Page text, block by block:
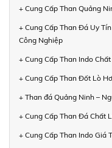
+ Cung Cấp Than Quảng
+ Cung Cấp Than Đá Uy
Công Nghiệp
+ Cung Cấp Than Indo
+ Cung Cấp Than Đốt Lò
+ Than đá Quảng Ninh –
+ Cung Cấp Than Đá Chất
+ Cung Cấp Than Indo Giá